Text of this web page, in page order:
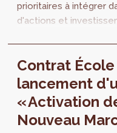
prioritaires à intégrer
d'actions et
Contrat
lancement
« Activation
Nouveau